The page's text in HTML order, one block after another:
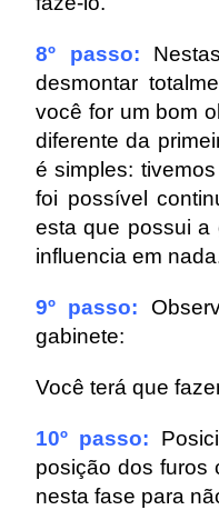
8º passo:
desmontar
você for um bom
diferente da
é simples:
foi possível
esta que possui a
influencia em
9º passo:
gabinete:
Você terá que
10º passo:
posição dos furos
nesta fase para